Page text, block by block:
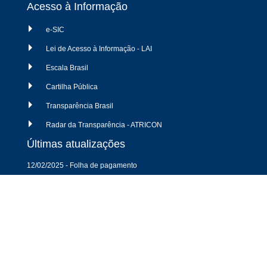
Acesso à Informação
e-SIC
Lei de Acesso à Informação - LAI
Escala Brasil
Cartilha Pública
Transparência Brasil
Radar da Transparência - ATRICON
Últimas atualizações
12/02/2025 - Folha de pagamento